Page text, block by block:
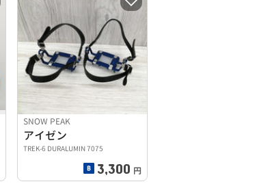
SNOW PEAK
アイゼン
TREK-6 DURALUMIN 7075
3,300 円